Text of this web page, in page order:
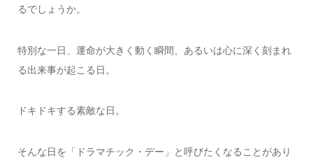
るでしょうか。
特別な一日、運命が大きく動く瞬間、あるいは心に深く刻まれ
る出来事が起こる日。
ドキドキする素敵な日。
そんな日を「ドラマチック・デー」と呼びたくなることがあり